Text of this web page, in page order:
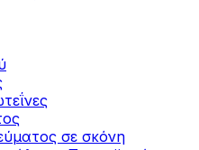
σε σκόνη